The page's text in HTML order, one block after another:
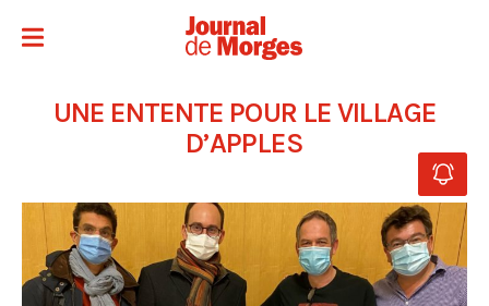
UNE ENTENTE POUR LE VILLAGE
D’APPLES